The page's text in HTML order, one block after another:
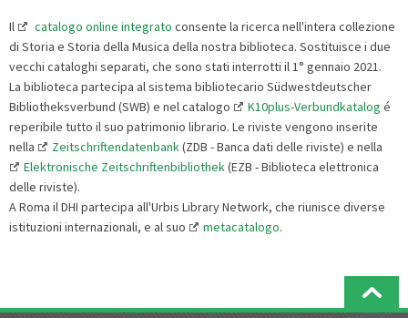
Il catalogo online integrato consente la ricerca nell'intera collezione
di Storia e Storia della Musica della nostra biblioteca. Sostituisce i due
vecchi cataloghi separati, che sono stati interrotti il 1° gennaio 2021.
La biblioteca partecipa al sistema bibliotecario Südwestdeutscher
Bibliotheksverbund (SWB) e nel catalogo
K10plus-Verbundkatalog é
reperibile tutto il suo patrimonio librario. Le riviste vengono inserite
nella
Zeitschriftendatenbank(ZDB - Banca dati delle riviste) e nella
Elektronische Zeitschriftenbibliothek(EZB - Biblioteca elettronica
delle riviste).
A Roma il DHI partecipa all'Urbis Library Network, che riunisce diverse
istituzioni internazionali, e al suo
metacatalogo.